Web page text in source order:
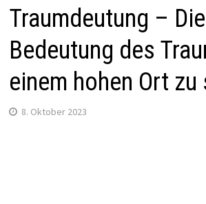
Traumdeutung – Die
Bedeutung des
einem hohen Ort zu
8. Oktober 2023